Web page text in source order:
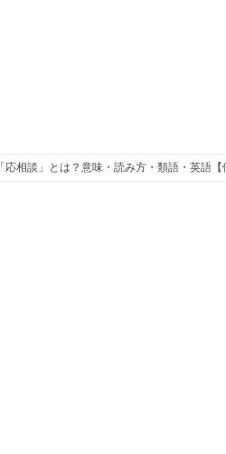
「応相談」とは？意味・読み方・類語・英語【